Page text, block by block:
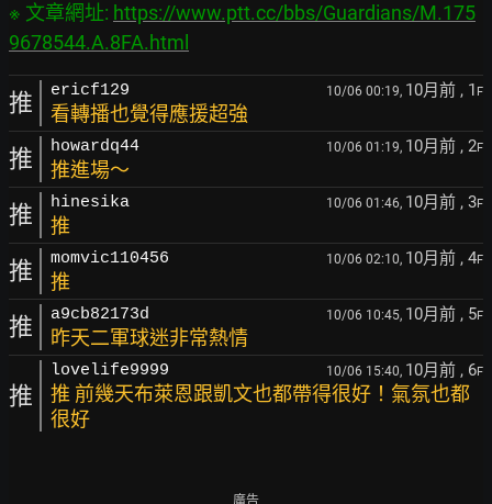
※ 文章網址: https://www.ptt.cc/bbs/Guardians/M.175
9678544.A.8FA.html
推 ericf129 10/06 00:19, 10月前 , 1 F
看轉播也覺得應援超強
推 howardq44 10/06 01:19, 10月前 , 2F
推進場～
推 hinesika 10/06 01:46, 10月前 , 3F
推
推 momvic110456 10/06 02:10, 10月前 , 4F
推
推 a9cb82173d 10/06 10:45, 10月前 , 5F
昨天二軍球迷非常熱情
推
lovelife9999 10/06 15:40, 10月前 , 6F
推 前幾天布萊恩跟凱文也都帶得很好！氣氛也都
很好
廣告